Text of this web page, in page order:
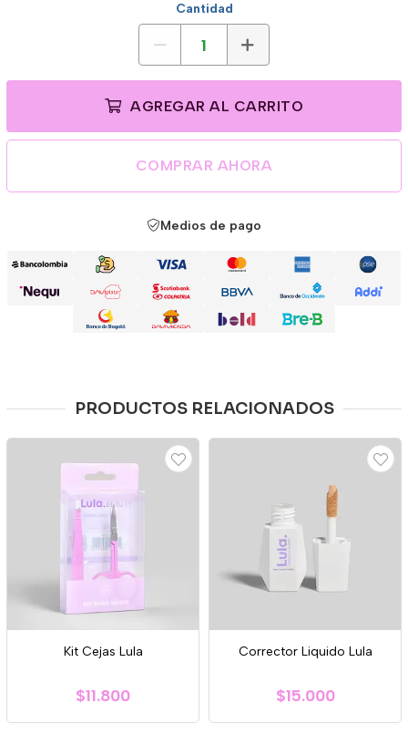
Cantidad
AGREGAR AL CARRITO
COMPRAR AHORA
Medios de pago
PRODUCTOS RELACIONADOS
Kit Cejas Lula
$11.800
Corrector Liquido Lula
$15.000